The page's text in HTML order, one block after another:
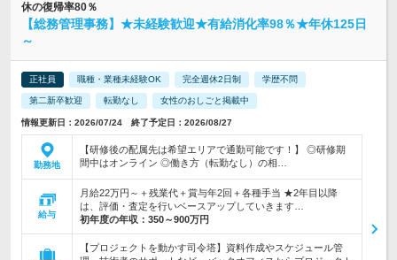
休の復帰率80％
【総務管理事務】★未経験歓迎★有給消化率98％★年休125日
～
正社員 職種・業種未経験OK 完全週休2日制 学歴不問
第二新卒歓迎 転勤なし 女性のおしごと掲載中
情報更新日：2026/07/24 終了予定日：2026/08/27
勤務地
【研修後の配属先は希望エリアで通勤可能です！】 ◎研修期
間中はオンライン ◎働き方（転勤なし）の相…
給与
月給22万円～＋残業代＋賞与年2回＋各種手当 ★2年目以降
は、評価・査定を行いベースアップしていきます…
初年度の年収： 350～900万円
【プロジェクトを動かす司令塔】資料作成やスケジュール管